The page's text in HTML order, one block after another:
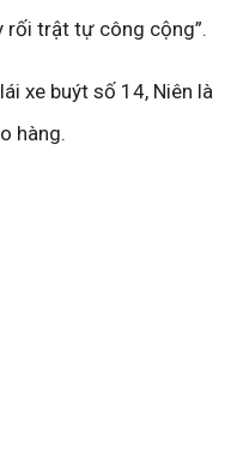
rối trật tự công cộng”.
xe buýt số 14, Niên là
hàng.